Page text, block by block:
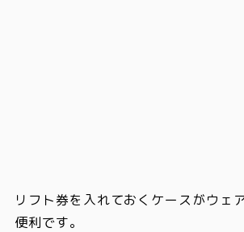
リフト券を入れておくケースがウェ
便利です。